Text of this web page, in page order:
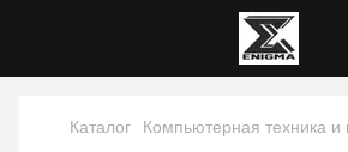
Каталог Компьютерная техника и